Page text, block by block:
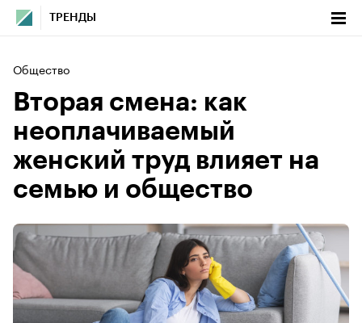
ТРЕНДЫ
Общество
Вторая смена: как
неоплачиваемый
женский труд влияет на
семью и общество